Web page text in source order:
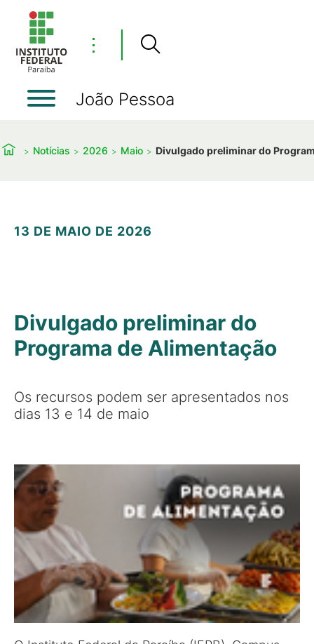
⋮
João Pessoa
Notícias 2026 Maio Divulgado preliminar do
13 DE MAIO DE 2026
Divulgado preliminar do
Programa de Alimentação
Os recursos podem ser apresentados nos
dias 13 e 14 de maio